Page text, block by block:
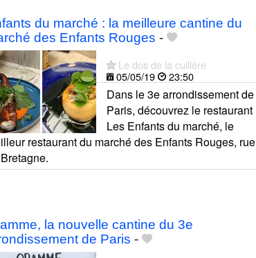
du marché : la meilleure cantine du
des Enfants Rouges -
Le dos de la cuillère
05/05/19
23:50
Dans le 3e arrondissement de
Paris, découvrez le restaurant
Les Enfants du marché, le
restaurant du marché des Enfants Rouges, rue
la nouvelle cantine du 3e
de Paris -